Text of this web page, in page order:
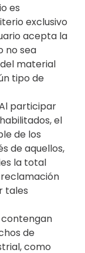
es
exclusivo
acepta la
no sea
material
tipo de
participar
el
de los
de aquellos,
la total
tales
contengan
de
como